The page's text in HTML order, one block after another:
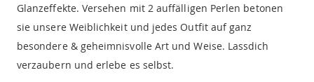
Glanzeffekte. Versehen mit 2 auffälligen Perlen betonen
sie unsere Weiblichkeit und jedes Outfit auf ganz
besondere & geheimnisvolle Art und Weise. Lassdich
verzaubern und erlebe es selbst.